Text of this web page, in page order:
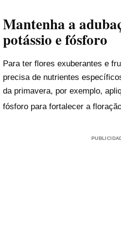
Mantenha a
potássio e fósforo
Para ter flores exuberantes e
precisa de nutrientes
da primavera, por exemplo,
fósforo para fortalecer a